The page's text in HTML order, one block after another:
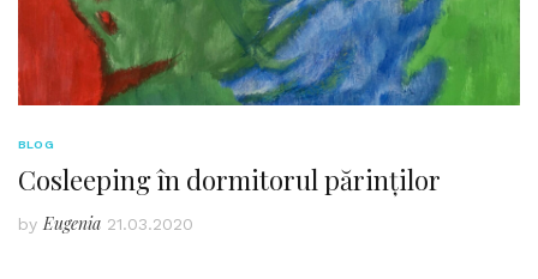
BLOG
Cosleeping în dormitorul părinților
byEugenia 21.03.2020